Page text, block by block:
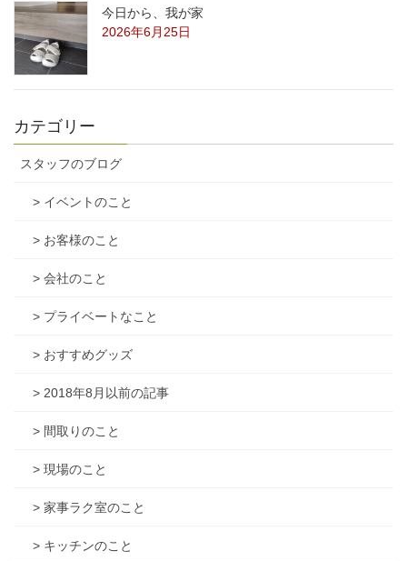
今日から、我が家
2026年6月25日
カテゴリー
スタッフのブログ
> イベントのこと
> お客様のこと
> 会社のこと
> プライベートなこと
> おすすめグッズ
> 2018年8月以前の記事
> 間取りのこと
> 現場のこと
> 家事ラク室のこと
> キッチンのこと